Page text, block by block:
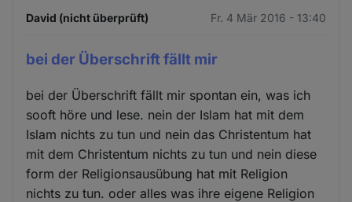
David (nicht überprüft) Fr. 4 Mär 2016 - 13:40
bei der Überschrift fällt mir
bei der Überschrift fällt mir spontan ein, was ich
sooft höre und lese. nein der Islam hat mit dem
Islam nichts zu tun und nein das Christentum hat
mit dem Christentum nichts zu tun und nein diese
form der Religionsausübung hat mit Religion
nichts zu tun. oder alles was ihre eigene Religion